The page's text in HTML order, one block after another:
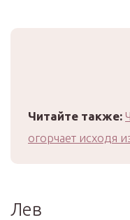
Читайте также:
огорчает исходя
Лев